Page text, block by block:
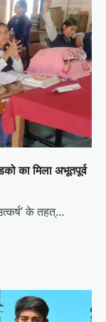
का मिला अभूतपूर्व
के तहत्…